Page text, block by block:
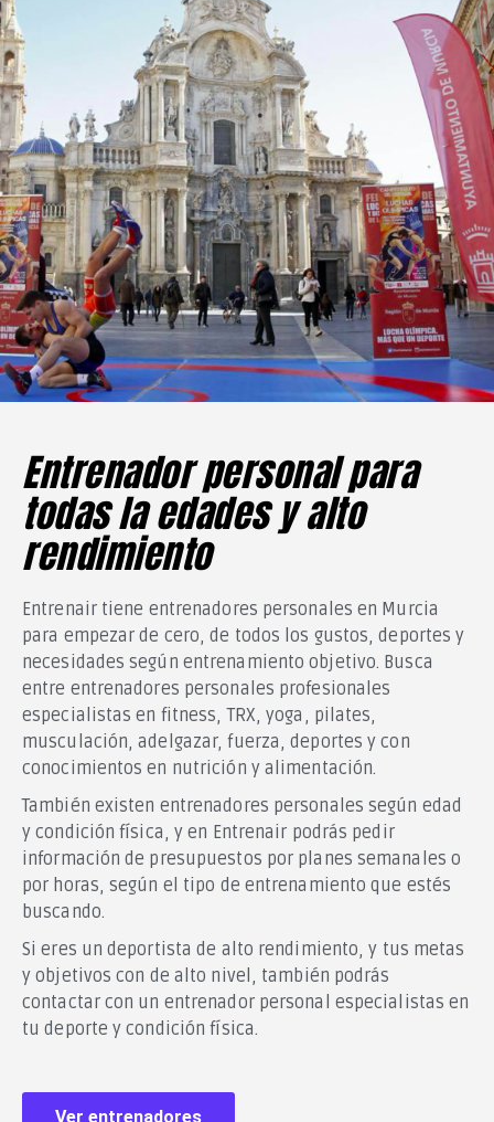
Entrenador personal para
todas la edades y alto
rendimiento
Entrenair tiene entrenadores personales en Murcia
para empezar de cero, de todos los gustos, deportes y
necesidades según entrenamiento objetivo. Busca
entre entrenadores personales profesionales
especialistas en fitness, TRX, yoga, pilates,
musculación, adelgazar, fuerza, deportes y con
conocimientos en nutrición y alimentación.
También existen entrenadores personales según edad
y condición física, y en Entrenair podrás pedir
información de presupuestos por planes semanales o
por horas, según el tipo de entrenamiento que estés
buscando.
Si eres un deportista de alto rendimiento, y tus metas
y objetivos con de alto nivel, también podrás
contactar con un entrenador personal especialistas en
tu deporte y condición física.
Ver entrenadores